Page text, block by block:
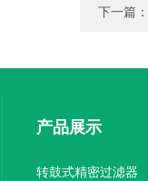
下一篇：
产品展示
转鼓式精密过滤器